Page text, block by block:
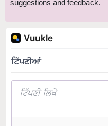
suggestions and feedback.